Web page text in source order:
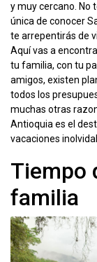
y muy cercano. No
única de conocer
te arrepentirás de
Aquí vas a
tu familia, con tu
amigos, existen
todos los
muchas otras
Antioquia es el
vacaciones
Tiempo
familia